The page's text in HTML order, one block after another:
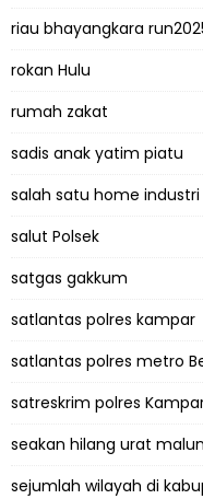
riau bhayangkara
rokan Hulu
rumah zakat
sadis anak yatim piatu
salah satu home
salut Polsek
satgas gakkum
satlantas polres kampar
satlantas polres metro
satreskrim polres
seakan hilang urat
sejumlah wilayah di